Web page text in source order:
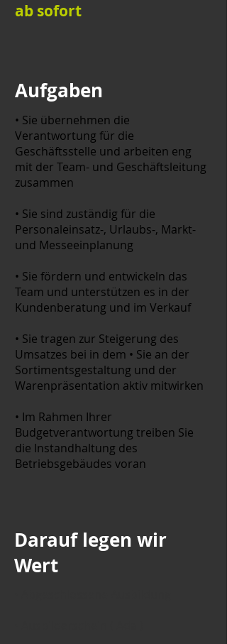
ab sofort
Aufgaben
• Sie übernehmen die
Verantwortung für die
Geschäftsstelle und arbeiten eng
mit der Team- und Geschäftsleitung
zusammen
• Sie sind zuständig für die
Personaleinsatz-, Urlaubs-, Markt-
und Messeeinplanung
• Sie fördern und entwickeln das
Team und unterstützen es in der
Kundenberatung und im Verkauf
• Sie tragen zur Steigerung des
Umsatzes bei in dem • Sie an der
Sortimentsgestaltung und der
Warenpräsentation aktiv mitwirken
• Im Rahmen Ihrer
Budgetverantwortung treiben Sie
die Instandhaltung des
Betriebsgebäudes voran
Darauf legen wir
Wert